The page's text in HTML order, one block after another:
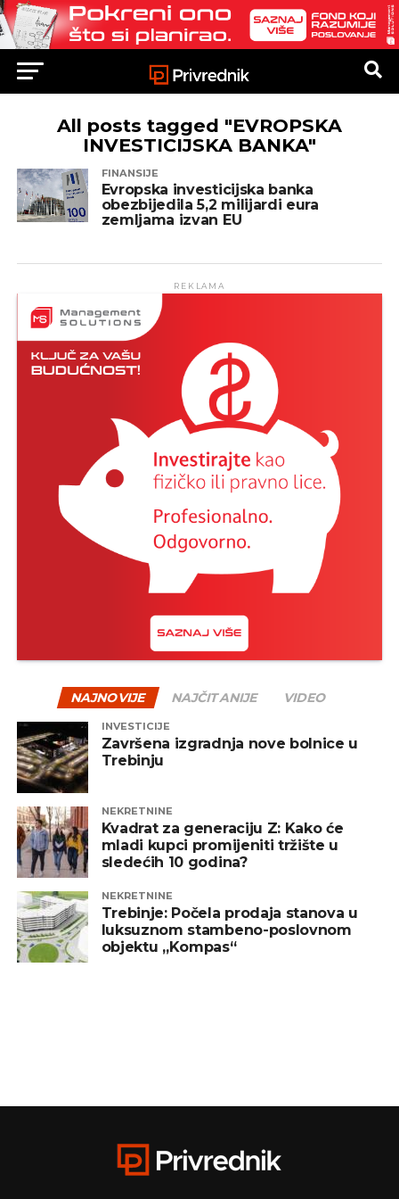
All posts tagged "EVROPSKA
INVESTICIJSKA BANKA"
FINANSIJE
Evropska investicijska banka
obezbijedila 5,2 milijardi eura
zemljama izvan EU
REKLAMA
NAJNOVIJE NAJČITANIJE VIDEO
INVESTICIJE
Završena izgradnja nove bolnice u
Trebinju
NEKRETNINE
Kvadrat za generaciju Z: Kako će
mladi kupci promijeniti tržište u
sledećih 10 godina?
NEKRETNINE
Trebinje: Počela prodaja stanova u
luksuznom stambeno-poslovnom
objektu „Kompas“